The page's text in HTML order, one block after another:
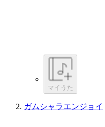
マイうた
ガムシャラエンジョイ